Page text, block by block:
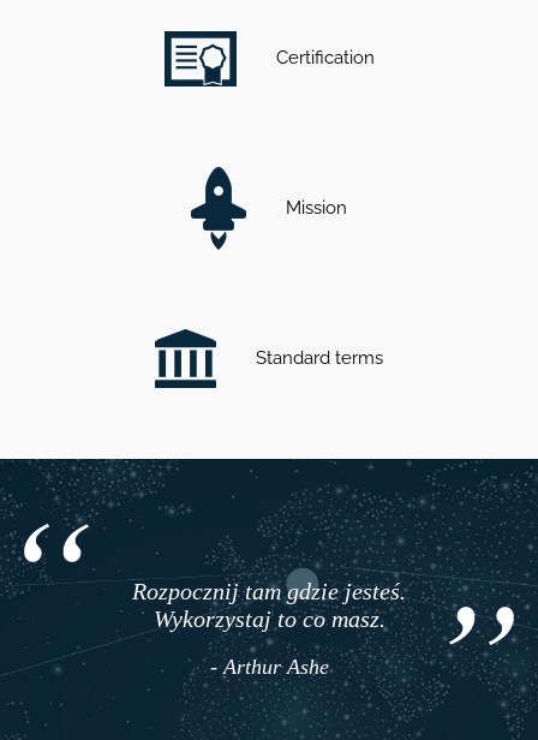
Certification
Mission
Standard terms
Rozpocznij tam gdzie jesteś.
Wykorzystaj to co masz.
- Arthur Ashe